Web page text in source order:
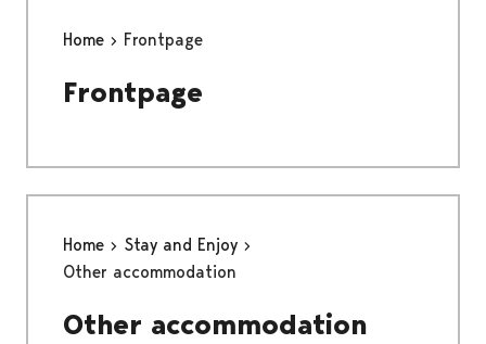
Home Frontpage
Frontpage
Home
Stay and Enjoy
Other accommodation
Other accommodation